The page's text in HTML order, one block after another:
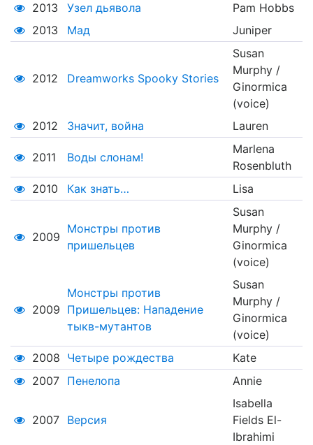
2013
Узел дьявола
Pam Hobbs
2013
Мад Juniper
2012 Dreamworks Spooky Stories
Susan
Murphy /
Ginormica
(voice)
2012
Значит, война Lauren
2011 Воды слонам!
Marlena
Rosenbluth
2010
Как знать… Lisa
2009
Монстры против
пришельцев
Susan
Murphy /
Ginormica
(voice)
2009
Монстры против
Пришельцев: Нападение
тыкв-мутантов
Susan
Murphy /
Ginormica
(voice)
2008 Четыре рождества
Kate
2007
Пенелопа Annie
2007 Версия
Isabella
Fields El-
Ibrahimi